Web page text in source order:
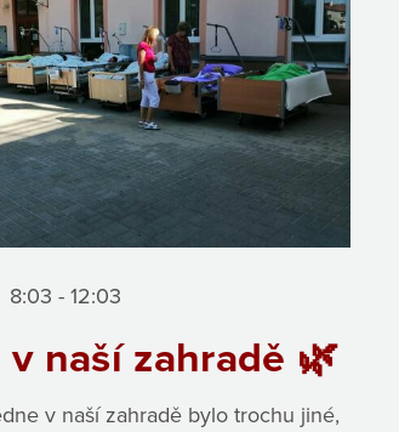
8:03 - 12:03
v naší zahradě 🌿
v naší zahradě bylo trochu jiné,